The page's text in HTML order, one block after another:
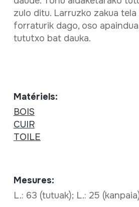
zulo ditu. Larruzko zakua
forraturik dago, oso
tututxo bat dauka.
Matériels:
BOIS
CUIR
TOILE
Mesures:
L.: 63 (tutuak); L.: 25